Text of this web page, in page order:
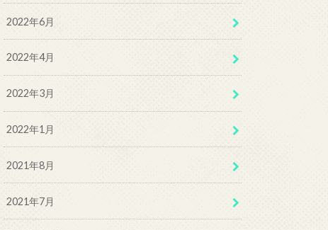
2022年6月
2022年4月
2022年3月
2022年1月
2021年8月
2021年7月